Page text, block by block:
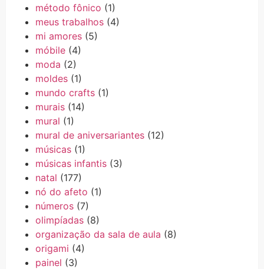
método fônico (1)
meus trabalhos (4)
mi amores (5)
móbile (4)
moda (2)
moldes (1)
mundo crafts (1)
murais (14)
mural (1)
mural de aniversariantes (12)
músicas (1)
músicas infantis (3)
natal (177)
nó do afeto (1)
números (7)
olimpíadas (8)
organização da sala de aula (8)
origami (4)
painel (3)